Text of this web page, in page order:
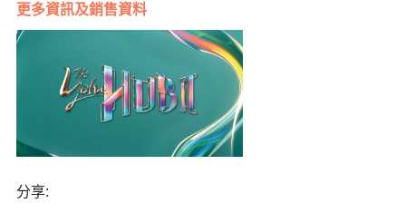
更多資訊及銷售資料
分享: